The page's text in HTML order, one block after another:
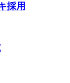
採用